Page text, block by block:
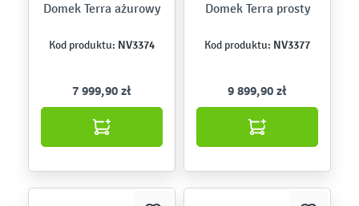
Domek Terra ażurowy
Kod produktu: NV3374
7 999,90 zł
Domek Terra prosty
Kod produktu: NV3377
9 899,90 zł